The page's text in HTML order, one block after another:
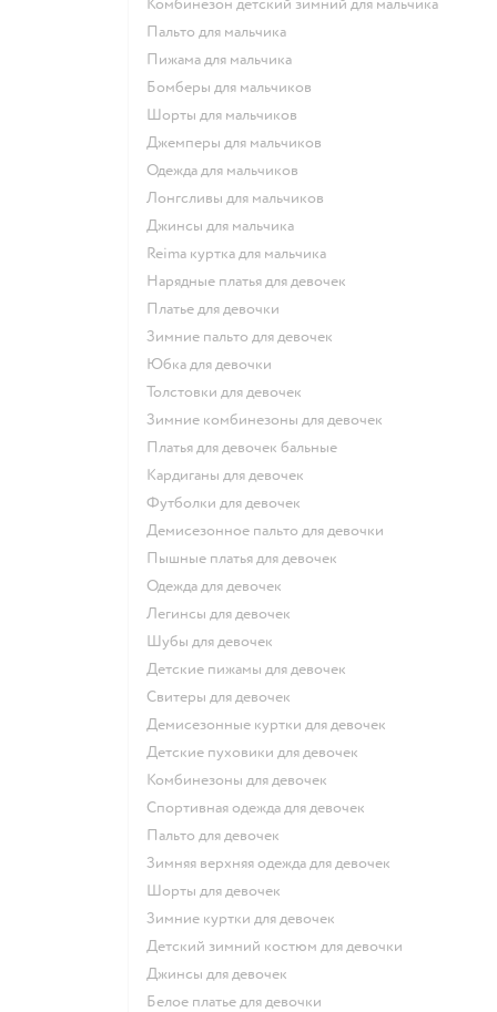
Комбинезон детский зимний для мальчика
Пальто для мальчика
Пижама для мальчика
Бомберы для мальчиков
Шорты для мальчиков
Джемперы для мальчиков
Одежда для мальчиков
Лонгсливы для мальчиков
Джинсы для мальчика
Reima куртка для мальчика
Нарядные платья для девочек
Платье для девочки
Зимние пальто для девочек
Юбка для девочки
Толстовки для девочек
Зимние комбинезоны для девочек
Платья для девочек бальные
Кардиганы для девочек
Футболки для девочек
Демисезонное пальто для девочки
Пышные платья для девочек
Одежда для девочек
Легинсы для девочек
Шубы для девочек
Детские пижамы для девочек
Свитеры для девочек
Демисезонные куртки для девочек
Детские пуховики для девочек
Комбинезоны для девочек
Спортивная одежда для девочек
Пальто для девочек
Зимняя верхняя одежда для девочек
Шорты для девочек
Зимние куртки для девочек
Детский зимний костюм для девочки
Джинсы для девочек
Белое платье для девочки